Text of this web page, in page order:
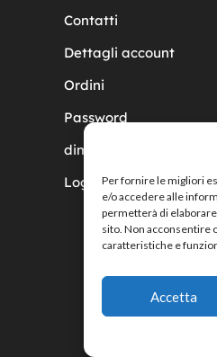
Per fornire le migliori
e/o accedere alle
permetterà di
sito. Non acconsentire
caratteristiche e
Accetta
Contatti
Dettagli account
Ordini
Password
dimenticata
Logout